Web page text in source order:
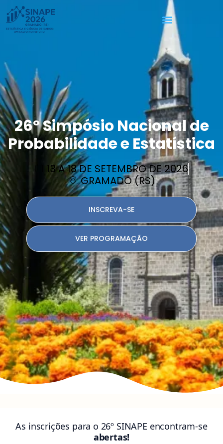
26º Simpósio Nacional de
Probabilidade e Estatística
13 A 18 DE SETEMBRO DE 2026
GRAMADO (RS)
INSCREVA-SE
VER PROGRAMAÇÃO
As inscrições para o 26º SINAPE encontram-se
abertas!